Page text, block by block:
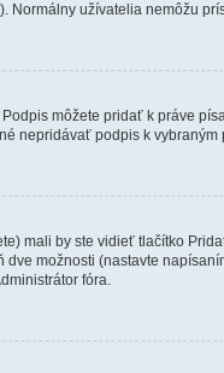
užívatelia nemôžu
môžete pridať k práve
nepridávať podpis k
mali by ste vidieť tlačítko
možnosti (nastavte
fóra.